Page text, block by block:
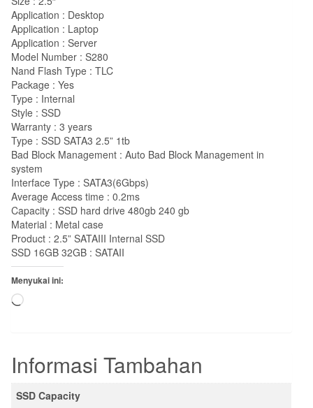
Application : Desktop
Application : Laptop
Application : Server
Model Number : S280
Nand Flash Type : TLC
Package : Yes
Type : Internal
Style : SSD
Warranty : 3 years
Type : SSD SATA3 2.5” 1tb
Bad Block Management : Auto Bad Block Management in
system
Interface Type : SATA3(6Gbps)
Average Access time : 0.2ms
Capacity : SSD hard drive 480gb 240 gb
Material : Metal case
Product : 2.5” SATAIII Internal SSD
SSD 16GB 32GB : SATAII
Menyukai ini:
Memuat...
Informasi Tambahan
SSD Capacity